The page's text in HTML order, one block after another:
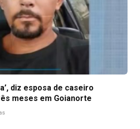
diz esposa de caseiro
meses em Goianorte